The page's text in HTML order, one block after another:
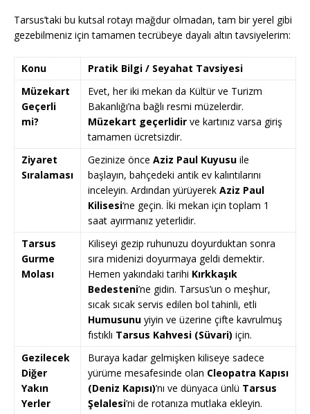
Tarsus’taki bu kutsal rotayı mağdur olmadan, tam bir yerel gibi
gezebilmeniz için tamamen tecrübeye dayalı altın tavsiyelerim:
Konu
Pratik Bilgi / Seyahat Tavsiyesi
Müzekart
Geçerli
mi?
Evet, her iki mekan da Kültür ve Turizm
Bakanlığı’na bağlı resmi müzelerdir.
Müzekart geçerlidir ve kartınız varsa giriş
tamamen ücretsizdir.
Ziyaret
Sıralaması
Gezinize önce Aziz Paul Kuyusu ile
başlayın, bahçedeki antik ev kalıntılarını
inceleyin. Ardından yürüyerek Aziz Paul
Kilisesi‘ne geçin. İki mekan için toplam 1
saat ayırmanız yeterlidir.
Tarsus
Gurme
Molası
Kiliseyi gezip ruhunuzu doyurduktan sonra
sıra midenizi doyurmaya geldi demektir.
Hemen yakındaki tarihi Kırkkaşık
Bedesteni’ne gidin. Tarsus’un o meşhur,
sıcak sıcak servis edilen bol tahinli, etli
Humusunu yiyin ve üzerine çifte kavrulmuş
fıstıklı Tarsus Kahvesi (Süvari) için.
Gezilecek
Diğer
Yakın
Yerler
Buraya kadar gelmişken kiliseye sadece
yürüme mesafesinde olan Cleopatra Kapısı
(Deniz Kapısı)’nı ve dünyaca ünlü Tarsus
Şelalesi’ni de rotanıza mutlaka ekleyin.